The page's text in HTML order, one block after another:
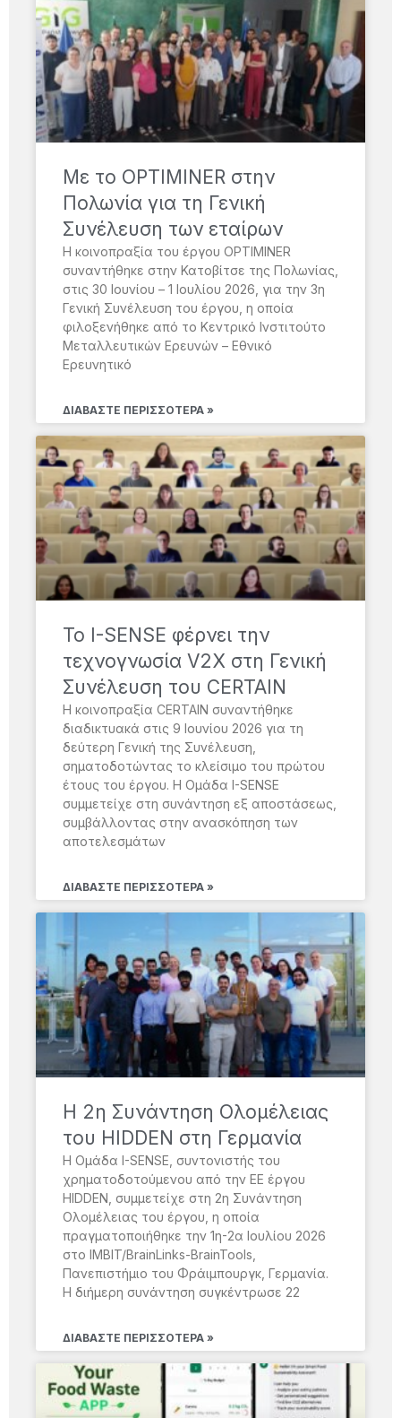
Με το OPTIMINER στην
Πολωνία για τη Γενική
Συνέλευση των εταίρων
Η κοινοπραξία του έργου OPTIMINER
συναντήθηκε στην Κατοβίτσε της Πολωνίας,
στις 30 Ιουνίου – 1 Ιουλίου 2026, για την 3η
Γενική Συνέλευση του έργου, η οποία
φιλοξενήθηκε από το Κεντρικό Ινστιτούτο
Μεταλλευτικών Ερευνών – Εθνικό
Ερευνητικό
ΔΙΑΒΆΣΤΕ ΠΕΡΙΣΣΌΤΕΡΑ »
Το I-SENSE φέρνει την
τεχνογνωσία V2X στη Γενική
Συνέλευση του CERTAIN
Η κοινοπραξία CERTAIN συναντήθηκε
διαδικτυακά στις 9 Ιουνίου 2026 για τη
δεύτερη Γενική της Συνέλευση,
σηματοδοτώντας το κλείσιμο του πρώτου
έτους του έργου. Η Ομάδα I-SENSE
συμμετείχε στη συνάντηση εξ αποστάσεως,
συμβάλλοντας στην ανασκόπηση των
αποτελεσμάτων
ΔΙΑΒΆΣΤΕ ΠΕΡΙΣΣΌΤΕΡΑ »
H 2η Συνάντηση Ολομέλειας
του HIDDEN στη Γερμανία
Η Ομάδα I-SENSE, συντονιστής του
χρηματοδοτούμενου από την ΕΕ έργου
HIDDEN, συμμετείχε στη 2η Συνάντηση
Ολομέλειας του έργου, η οποία
πραγματοποιήθηκε την 1η-2α Ιουλίου 2026
στο IMBIT/BrainLinks-BrainTools,
Πανεπιστήμιο του Φράιμπουργκ, Γερμανία.
Η διήμερη συνάντηση συγκέντρωσε 22
ΔΙΑΒΆΣΤΕ ΠΕΡΙΣΣΌΤΕΡΑ »